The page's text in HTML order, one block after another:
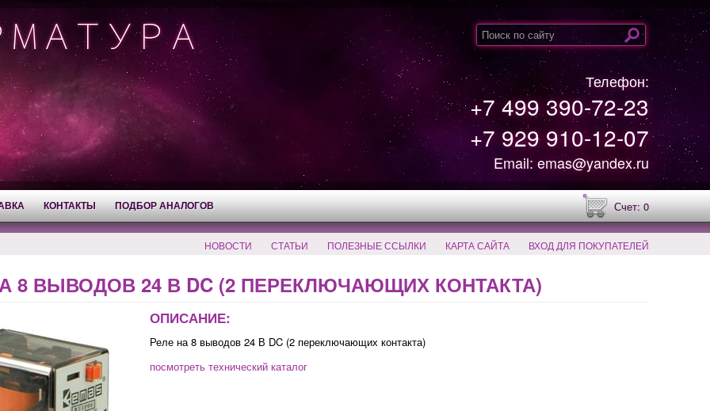
Телефон:
+7 499 390-72-23
+7 929 910-12-07
Email: emas@yandex.ru
КОНТАКТЫ ПОДБОР АНАЛОГОВ Счет: 0
НОВОСТИ СТАТЬИ ПОЛЕЗНЫЕ ССЫЛКИ КАРТА САЙТА ВХОД ДЛЯ ПОКУПАТЕЛЕЙ
8 ВЫВОДОВ 24 В DC (2 ПЕРЕКЛЮЧАЮЩИХ КОНТАКТА)
ОПИСАНИЕ:
Реле на 8 выводов 24 В DC (2 переключающих контакта)
посмотреть технический каталог